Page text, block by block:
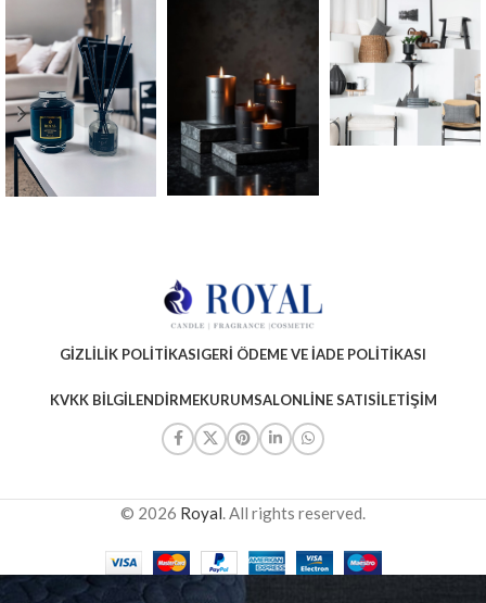
GIZLILIK POLITIKASIGERI ÖDEME VE İADE POLITIKASI
KVKK BILGILENDIRMEKURUMSALONLINE SATISİLETIŞIM
© 2026 Royal. All rights reserved.